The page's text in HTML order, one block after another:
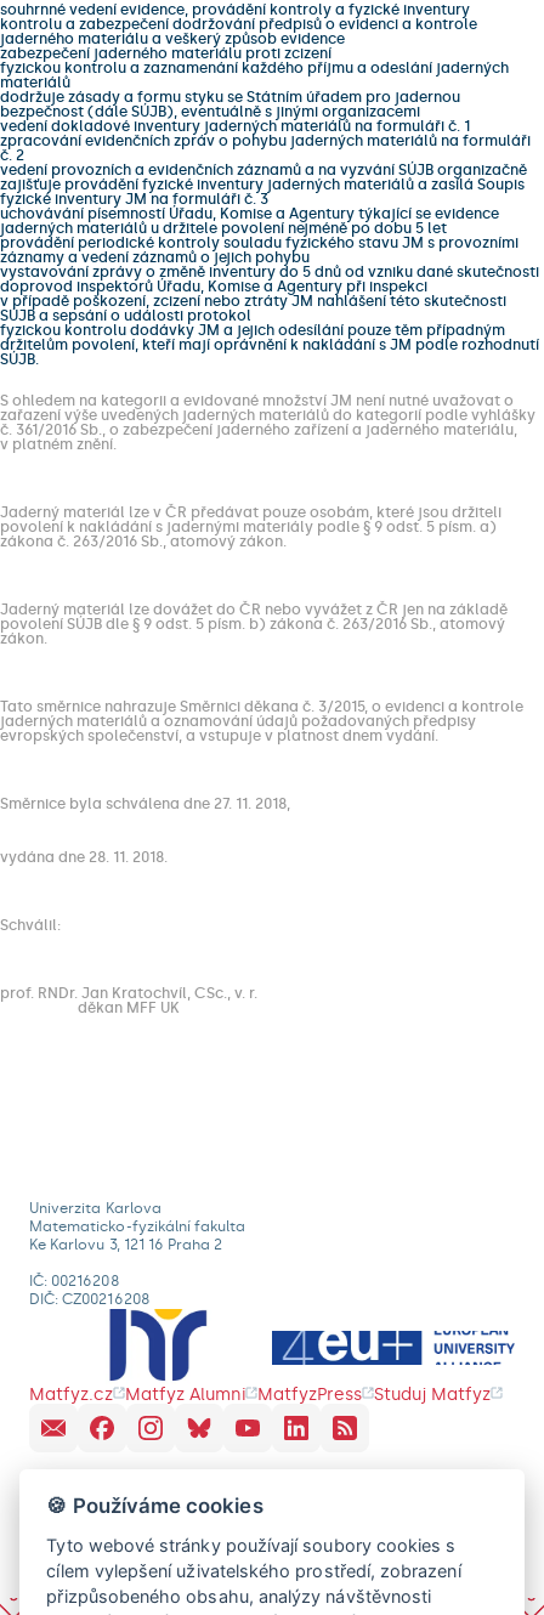
souhrnné vedení evidence, provádění kontroly a fyzické inventury
kontrolu a zabezpečení dodržování předpisů o evidenci a kontrole
jaderného materiálu a veškerý způsob evidence
zabezpečení jaderného materiálu proti zcizení
fyzickou kontrolu a zaznamenání každého příjmu a odeslání jaderných
materiálů
dodržuje zásady a formu styku se Státním úřadem pro jadernou
bezpečnost (dále SÚJB), eventuálně s jinými organizacemi
vedení dokladové inventury jaderných materiálů na formuláři č. 1
zpracování evidenčních zpráv o pohybu jaderných materiálů na formuláři
č. 2
vedení provozních a evidenčních záznamů a na vyzvání SÚJB organizačně
zajišťuje provádění fyzické inventury jaderných materiálů a zasílá Soupis
fyzické inventury JM na formuláři č. 3
uchovávání písemností Úřadu, Komise a Agentury týkající se evidence
jaderných materiálů u držitele povolení nejméně po dobu 5 let
provádění periodické kontroly souladu fyzického stavu JM s provozními
záznamy a vedení záznamů o jejich pohybu
vystavování zprávy o změně inventury do 5 dnů od vzniku dané skutečnosti
doprovod inspektorů Úřadu, Komise a Agentury při inspekci
v případě poškození, zcizení nebo ztráty JM nahlášení této skutečnosti
SÚJB a sepsání o události protokol
fyzickou kontrolu dodávky JM a jejich odesílání pouze těm případným
držitelům povolení, kteří mají oprávnění k nakládání s JM podle rozhodnutí
SÚJB.
S ohledem na kategorii a evidované množství JM není nutné uvažovat o
zařazení výše uvedených jaderných materiálů do kategorií podle vyhlášky
č. 361/2016 Sb., o zabezpečení jaderného zařízení a jaderného materiálu,
v platném znění.
Jaderný materiál lze v ČR předávat pouze osobám, které jsou držiteli
povolení k nakládání s jadernými materiály podle § 9 odst. 5 písm. a)
zákona č. 263/2016 Sb., atomový zákon.
Jaderný materiál lze dovážet do ČR nebo vyvážet z ČR jen na základě
povolení SÚJB dle § 9 odst. 5 písm. b) zákona č. 263/2016 Sb., atomový
zákon.
Tato směrnice nahrazuje Směrnici děkana č. 3/2015, o evidenci a kontrole
jaderných materiálů a oznamování údajů požadovaných předpisy
evropských společenství, a vstupuje v platnost dnem vydání.
Směrnice byla schválena dne 27. 11. 2018,
vydána dne 28. 11. 2018.
Schválil:
prof. RNDr. Jan Kratochvíl, CSc., v. r.
děkan MFF UK
Univerzita Karlova
Matematicko-fyzikální fakulta
Ke Karlovu 3, 121 16 Praha 2
IČ: 00216208
DIČ: CZ00216208
Matfyz.cz Matfyz Alumni MatfyzPress Studuj Matfyz
🍪 Používáme cookies
Tyto webové stránky používají soubory cookies s
cílem vylepšení uživatelského prostředí, zobrazení
přizpůsobeného obsahu, analýzy návštěvnosti